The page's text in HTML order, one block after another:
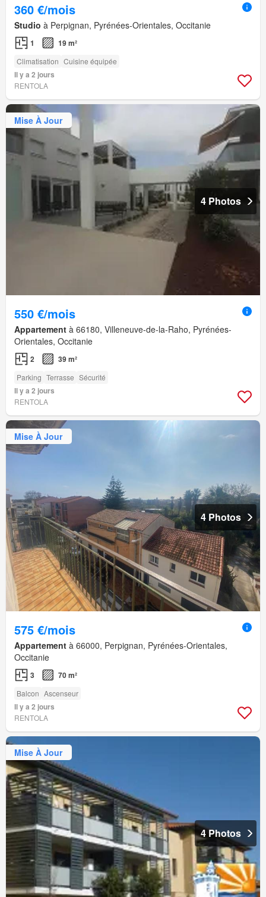
360 €/mois
Studio à Perpignan, Pyrénées-Orientales, Occitanie
1 19 m²
Climatisation Cuisine équipée
Il y a 2 jours
RENTOLA
Mise À Jour
4 Photos
550 €/mois
Appartement à 66180, Villeneuve-de-la-Raho, Pyrénées-
Orientales, Occitanie
2 39 m²
Parking Terrasse Sécurité
Il y a 2 jours
RENTOLA
Mise À Jour
4 Photos
575 €/mois
Appartement à 66000, Perpignan, Pyrénées-Orientales,
Occitanie
3 70 m²
Balcon Ascenseur
Il y a 2 jours
RENTOLA
Mise À Jour
4 Photos